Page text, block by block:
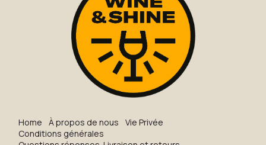
H​o​me À propos de nous
Vie Privée
Conditions générales